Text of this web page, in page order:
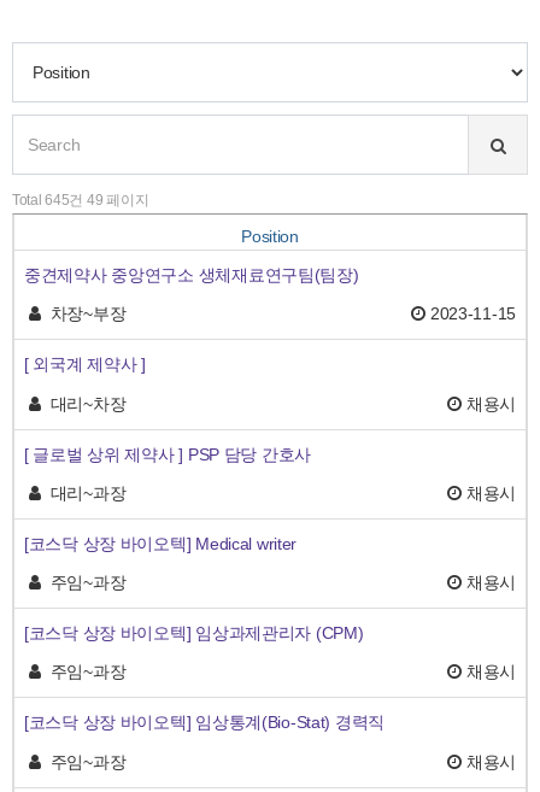
Total 645건 49 페이지
Position
중견제약사 중앙연구소 생체재료연구팀(팀장)
차장~부장
2023-11-15
[ 외국계 제약사 ]
대리~차장
채용시
[ 글로벌 상위 제약사 ] PSP 담당 간호사
대리~과장
채용시
[코스닥 상장 바이오텍] Medical writer
주임~과장
채용시
[코스닥 상장 바이오텍] 임상과제관리자 (CPM)
주임~과장
채용시
[코스닥 상장 바이오텍] 임상통계(Bio-Stat) 경력직
주임~과장
채용시